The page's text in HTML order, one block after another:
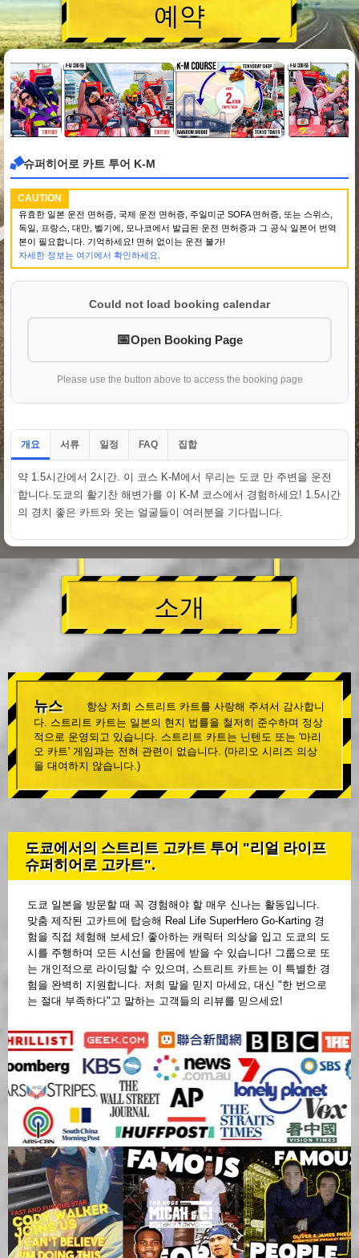
예약
슈퍼히어로 카트 투어 K-M
CAUTION
유효한 일본 운전 면허증, 국제 운전 면허증, 주일미군 SOFA 면허증, 또는 스위스,
독일, 프랑스, 대만, 벨기에, 모나코에서 발급된 운전 면허증과 그 공식 일본어 번역
본이 필요합니다. 기억하세요! 면허 없이는 운전 불가!
자세한 정보는 여기에서 확인하세요.
Could not load booking calendar
Open Booking Page
Please use the button above to access the booking page
개요 서류 일정 FAQ 집합
약 1.5시간에서 2시간. 이 코스 K-M에서 우리는 도쿄 만 주변을 운전
합니다.도쿄의 활기찬 해변가를 이 K-M 코스에서 경험하세요! 1.5시간
의 경치 좋은 카트와 웃는 얼굴들이 여러분을 기다립니다.
소개
뉴스
항상 저희 스트리트 카트를 사랑해 주셔서 감사합니
다. 스트리트 카트는 일본의 현지 법률을 철저히 준수하며 정상
적으로 운영되고 있습니다. 스트리트 카트는 닌텐도 또는 '마리
오 카트' 게임과는 전혀 관련이 없습니다. (마리오 시리즈 의상
을 대여하지 않습니다.)
도쿄에서의 스트리트 고카트 투어 "리얼 라이프
슈퍼히어로 고카트".
도쿄 일본을 방문할 때 꼭 경험해야 할 매우 신나는 활동입니다.
맞춤 제작된 고카트에 탑승해 Real Life SuperHero Go-Karting 경
험을 직접 체험해 보세요! 좋아하는 캐릭터 의상을 입고 도쿄의 도
시를 주행하며 모든 시선을 한몸에 받을 수 있습니다! 그룹으로 또
는 개인적으로 라이딩할 수 있으며, 스트리트 카트는 이 특별한 경
험을 완벽히 지원합니다. 저희 말을 믿지 마세요, 대신 "한 번으로
는 절대 부족하다"고 말하는 고객들의 리뷰를 믿으세요!